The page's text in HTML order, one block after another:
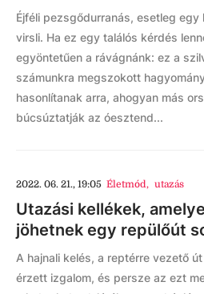
Éjféli pezsgődurranás, esetleg
virsli. Ha ez egy találós kérdés
egyöntetűen a rávágnánk: ez a
számunkra megszokott
hasonlítanak arra, ahogyan más
búcsúztatják az óesztend...
2022. 06. 21., 19:05 Életmód, utazás
Utazási kellékek,
jöhetnek egy repülőút
A hajnali kelés, a reptérre vezető
érzett izgalom, és persze az ezt